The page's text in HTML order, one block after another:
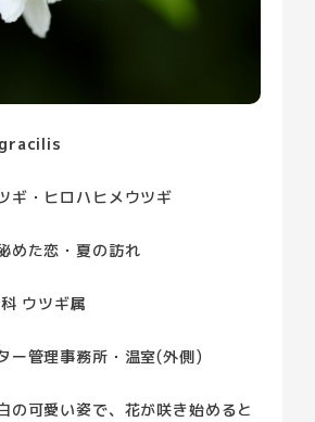
gracilis
・ヒロハヒメウツギ
めた恋・夏の訪れ
ウツギ属
ー管理事務所・温室(外側)
の可愛い姿で、花が咲き始めると